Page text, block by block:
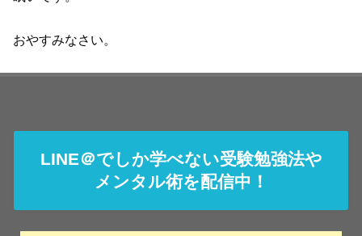
おやすみなさい。
LINE＠でしか学べない受験勉強法や
メンタル術を配信中！